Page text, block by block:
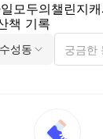
모두의챌린지
책 기록
수성동